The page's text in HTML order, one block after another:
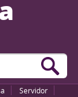
Servidor